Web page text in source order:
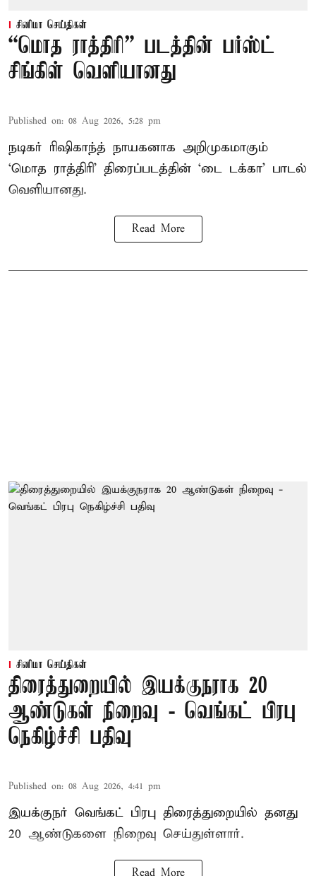
சினிமா செய்திகள்
“மொத ராத்திரி” படத்தின் பர்ஸ்ட்
சிங்கிள் வெளியானது
Published on: 08 Aug 2026, 5:28 pm
நடிகர் ரிஷிகாந்த் நாயகனாக அறிமுகமாகும்
‘மொத ராத்திரி’ திரைப்படத்தின் ‘டை டக்கா’ பாடல்
வெளியானது.
Read More
சினிமா செய்திகள்
திரைத்துறையில் இயக்குநராக 20
ஆண்டுகள் நிறைவு - வெங்கட் பிரபு
நெகிழ்ச்சி பதிவு
Published on: 08 Aug 2026, 4:41 pm
இயக்குநர் வெங்கட் பிரபு திரைத்துறையில் தனது
20 ஆண்டுகளை நிறைவு செய்துள்ளார்.
Read More